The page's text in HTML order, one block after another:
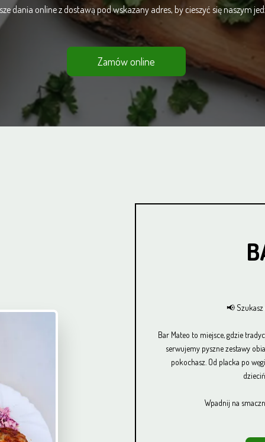
dania online z dostawą pod wskazany adres, by cieszyć się naszym
Zamów online
📢
Bar Mateo to miejsce, gdzie
serwujemy pyszne zestawy
pokochasz. Od placka po
Wpadnij na